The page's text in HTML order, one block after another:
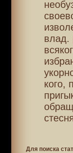
влад.
кого,
Для поиска